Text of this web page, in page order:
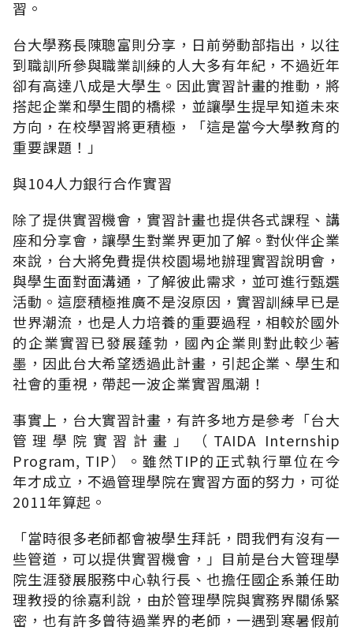
習。
台大學務長陳聰富則分享，日前勞動部指出，以往
到職訓所參與職業訓練的人大多有年紀，不過近年
卻有高達八成是大學生。因此實習計畫的推動，將
搭起企業和學生間的橋樑，並讓學生提早知道未來
方向，在校學習將更積極，「這是當今大學教育的
重要課題！」
與104人力銀行合作實習
除了提供實習機會，實習計畫也提供各式課程、講
座和分享會，讓學生對業界更加了解。對伙伴企業
來說，台大將免費提供校園場地辦理實習說明會，
與學生面對面溝通，了解彼此需求，並可進行甄選
活動。這麼積極推廣不是沒原因，實習訓練早已是
世界潮流，也是人力培養的重要過程，相較於國外
的企業實習已發展蓬勃，國內企業則對此較少著
墨，因此台大希望透過此計畫，引起企業、學生和
社會的重視，帶起一波企業實習風潮！
事實上，台大實習計畫，有許多地方是參考「台大
管理學院實習計畫」（TAIDA Internship
Program, TIP）。雖然TIP的正式執行單位在今
年才成立，不過管理學院在實習方面的努力，可從
2011年算起。
「當時很多老師都會被學生拜託，問我們有沒有一
些管道，可以提供實習機會，」目前是台大管理學
院生涯發展服務中心執行長、也擔任國企系兼任助
理教授的徐嘉利說，由於管理學院與實務界關係緊
密，也有許多曾待過業界的老師，一遇到寒暑假前